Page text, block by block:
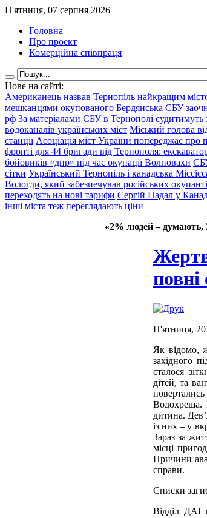
П'ятниця, 07 серпня 2026
Головна
Про проект
Комерційна співпраця
Нове на сайті:
Американець назвав Тернопіль найкращим
мешканцями окупованого Бердянська СБУ
рф За матеріалами СБУ в Тернополі
водоканалів українських міст Міський голова
станції Асоціація міст України попереджає
фронті для 44 бригади від Тернополя:
бойовиків «днр» під час окупації Волновахи
сітки Український Тернопіль і канадська
Вологди, який забезпечував російських
переходять на нові тарифи Сергій Надал у
інші міста теж переглядають ціни
«2% людей –
повні
П'ятниця, 20
Як відомо,
західного
сталося
дітей, та
Водохреща.
дитина.
із них – у
Зараз за
місці
Причини
справи.
Списки
Відділ ДАІ